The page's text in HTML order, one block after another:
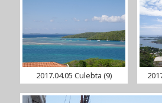
2017.04.05 Culebta (9)